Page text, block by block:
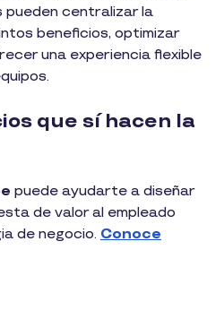
pueden centralizar la
beneficios, optimizar
una experiencia flexible
que sí hacen la
puede ayudarte a diseñar
de valor al empleado
de negocio. Conoce